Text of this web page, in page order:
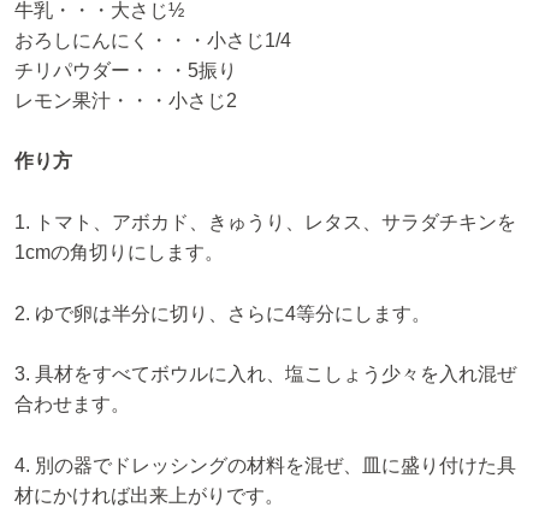
牛乳・・・大さじ½
おろしにんにく・・・小さじ1/4
チリパウダー・・・5振り
レモン果汁・・・小さじ2
作り方
1. トマト、アボカド、きゅうり、レタス、サラダチキンを
1cmの角切りにします。
2. ゆで卵は半分に切り、さらに4等分にします。
3. 具材をすべてボウルに入れ、塩こしょう少々を入れ混ぜ
合わせます。
4. 別の器でドレッシングの材料を混ぜ、皿に盛り付けた具
材にかければ出来上がりです。